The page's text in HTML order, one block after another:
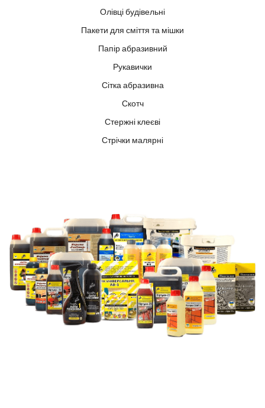
Олівці будівельні
Пакети для сміття та мішки
Папір абразивний
Рукавички
Сітка абразивна
Скотч
Стержні клеєві
Стрічки малярні